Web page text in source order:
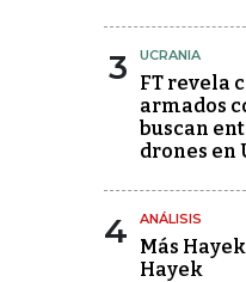
3 UCRANIA
FT revela
armados
buscan
drones en
4 ANÁLISIS
Más
Hayek